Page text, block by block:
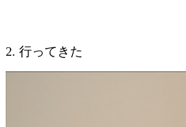
2. 行ってきた